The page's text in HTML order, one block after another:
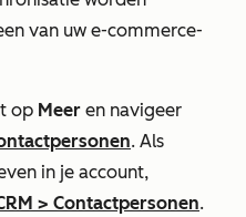
van uw e-commerce-
op Meer en navigeer
. Als
in je account,
> Contactpersonen.